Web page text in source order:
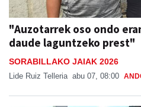
"Auzotarrek oso ondo
daude laguntzeko prest"
SORABILLAKO JAIAK 2026
Lide Ruiz Telleria abu 07, 08:00